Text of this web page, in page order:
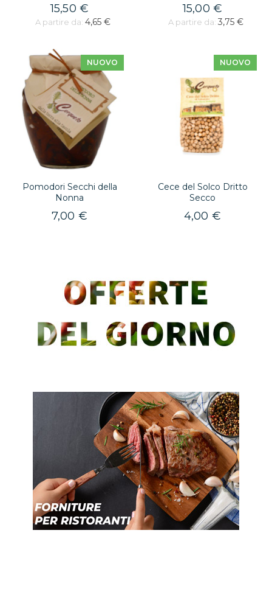
15,50 €
A partire da: 4,65 €
15,00 €
A partire da: 3,75 €
NUOVO
Pomodori Secchi della
Nonna
7,00 €
NUOVO
Cece del Solco Dritto
Secco
4,00 €